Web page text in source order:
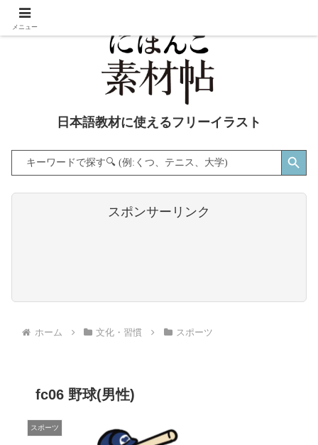
日本語教材に使えるフリーイラスト
Search
for:
Search Button
スポンサーリンク
ホーム 文化・習慣 スポーツ
fc06 野球(男性)
スポーツ
メニュー